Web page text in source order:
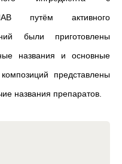
путём активного
были приготовлены
названия и основные
представлены
названия препаратов.